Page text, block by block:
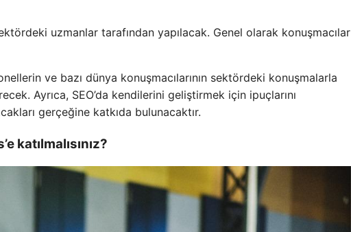
uzmanlar tarafından yapılacak. Genel olarak konuşmacılar
ve bazı dünya konuşmacılarının sektördeki konuşmalarla
Ayrıca, SEO’da kendilerini geliştirmek için ipuçlarını
gerçeğine katkıda bulunacaktır.
katılmalısınız?